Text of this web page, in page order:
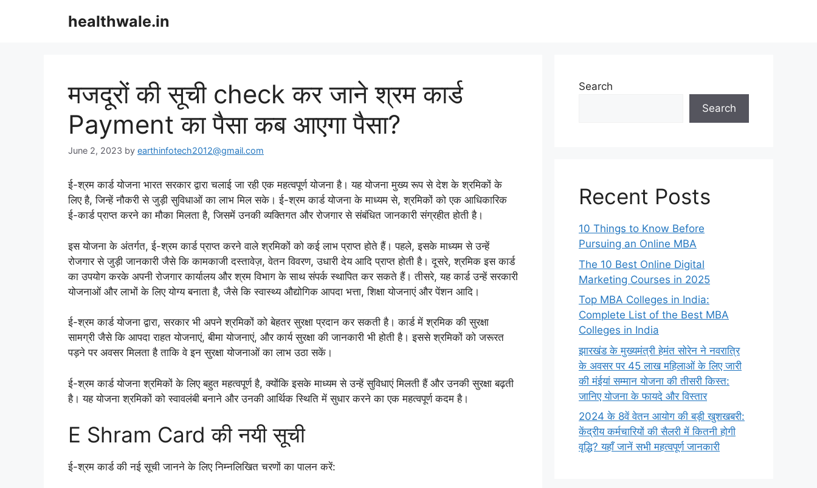
healthwale.in
मजदूरों की सूची check कर जाने श्रम कार्ड
Payment का पैसा कब आएगा पैसा?
June 2, 2023 by earthinfotech2012@gmail.com
ई-श्रम कार्ड योजना भारत सरकार द्वारा चलाई जा रही एक महत्वपूर्ण योजना है। यह योजना मुख्य रूप से देश के श्रमिकों के
लिए है, जिन्हें नौकरी से जुड़ी सुविधाओं का लाभ मिल सके। ई-श्रम कार्ड योजना के माध्यम से, श्रमिकों को एक आधिकारिक
ई-कार्ड प्राप्त करने का मौका मिलता है, जिसमें उनकी व्यक्तिगत और रोजगार से संबंधित जानकारी संग्रहीत होती है।
इस योजना के अंतर्गत, ई-श्रम कार्ड प्राप्त करने वाले श्रमिकों को कई लाभ प्राप्त होते हैं। पहले, इसके माध्यम से उन्हें
रोजगार से जुड़ी जानकारी जैसे कि कामकाजी दस्तावेज़, वेतन विवरण, उधारी देय आदि प्राप्त होती है। दूसरे, श्रमिक इस कार्ड
का उपयोग करके अपनी रोजगार कार्यालय और श्रम विभाग के साथ संपर्क स्थापित कर सकते हैं। तीसरे, यह कार्ड उन्हें सरकारी
योजनाओं और लाभों के लिए योग्य बनाता है, जैसे कि स्वास्थ्य औद्योगिक आपदा भत्ता, शिक्षा योजनाएं और पेंशन आदि।
ई-श्रम कार्ड योजना द्वारा, सरकार भी अपने श्रमिकों को बेहतर सुरक्षा प्रदान कर सकती है। कार्ड में श्रमिक की सुरक्षा
सामग्री जैसे कि आपदा राहत योजनाएं, बीमा योजनाएं, और कार्य सुरक्षा की जानकारी भी होती है। इससे श्रमिकों को जरूरत
पड़ने पर अवसर मिलता है ताकि वे इन सुरक्षा योजनाओं का लाभ उठा सकें।
ई-श्रम कार्ड योजना श्रमिकों के लिए बहुत महत्वपूर्ण है, क्योंकि इसके माध्यम से उन्हें सुविधाएं मिलती हैं और उनकी सुरक्षा बढ़ती
है। यह योजना श्रमिकों को स्वावलंबी बनाने और उनकी आर्थिक स्थिति में सुधार करने का एक महत्वपूर्ण कदम है।
E Shram Card की नयी सूची
ई-श्रम कार्ड की नई सूची जानने के लिए निम्नलिखित चरणों का पालन करें:
Search
Search
Recent Posts
10 Things to Know Before
Pursuing an Online MBA
The 10 Best Online Digital
Marketing Courses in 2025
Top MBA Colleges in India:
Complete List of the Best MBA
Colleges in India
झारखंड के मुख्यमंत्री हेमंत सोरेन ने नवरात्रि
के अवसर पर 45 लाख महिलाओं के लिए जारी
की मंईयां सम्मान योजना की तीसरी किस्त:
जानिए योजना के फायदे और विस्तार
2024 के 8वें वेतन आयोग की बड़ी खुशखबरी:
केंद्रीय कर्मचारियों की सैलरी में कितनी होगी
वृद्धि? यहाँ जानें सभी महत्वपूर्ण जानकारी